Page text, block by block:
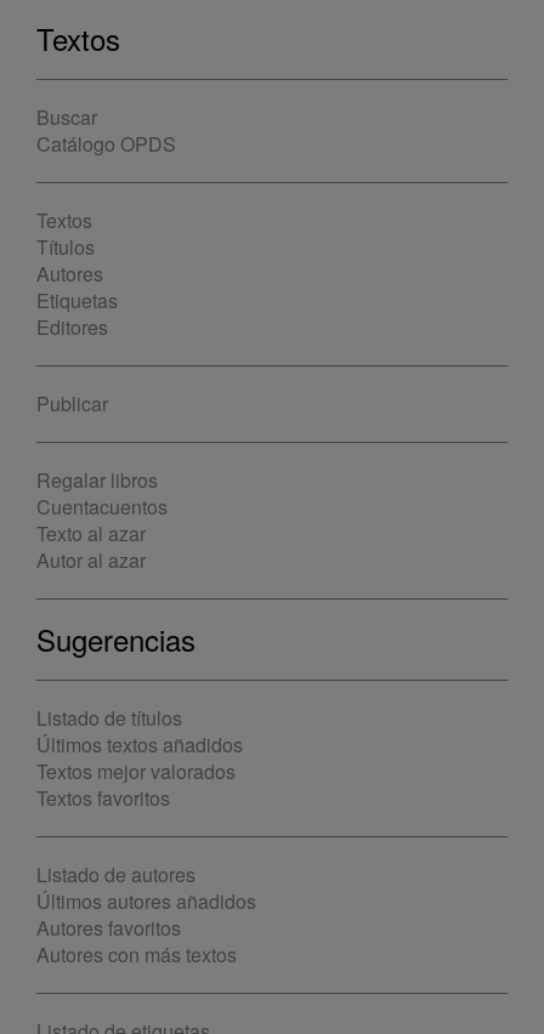
Textos
Buscar
Catálogo OPDS
Textos
Títulos
Autores
Etiquetas
Editores
Publicar
Regalar libros
Cuentacuentos
Texto al azar
Autor al azar
Sugerencias
Listado de títulos
Últimos textos añadidos
Textos mejor valorados
Textos favoritos
Listado de autores
Últimos autores añadidos
Autores favoritos
Autores con más textos